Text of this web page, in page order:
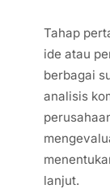
Tahap
ide atau
berbagai
analisis
lanjut.